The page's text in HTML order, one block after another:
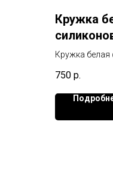
Кружка
Кружка белая
750 р.